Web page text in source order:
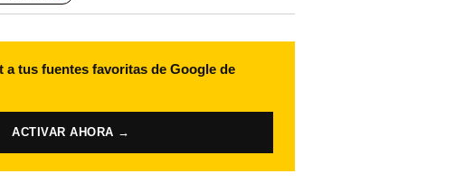
a tus fuentes favoritas de Google de
ACTIVAR AHORA →